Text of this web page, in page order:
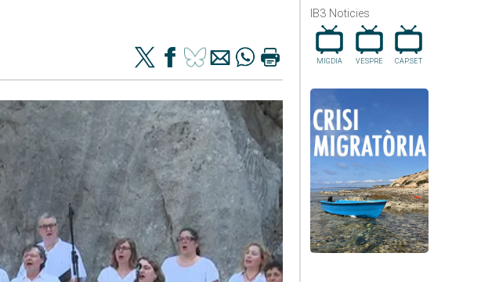
IB3 Noticies
MIGDIA VESPRE CAP.SET